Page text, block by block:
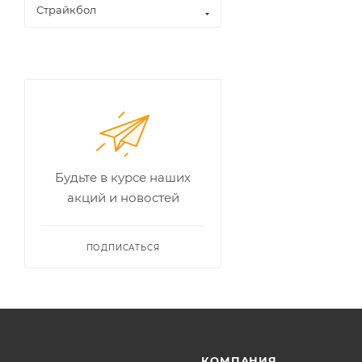
Страйкбол
Будьте в курсе наших
акций и новостей
ПОДПИСАТЬСЯ